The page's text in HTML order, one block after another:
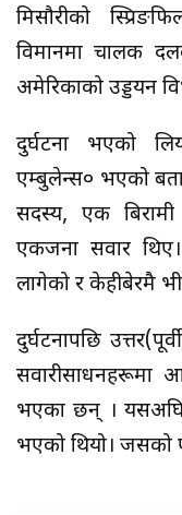
मिसौरीको
विमानमा चालक
अमेरिकाको उड्डयन
दुर्घटना भएको
एम्बुलेन्स० भएको
सदस्य, एक
एकजना सवार
लागेको र केहीबेरमै
दुर्घटनापछि
सवारीसाधनहरूमा
भएका छन् । यसअघि
भएको थियो। जसको